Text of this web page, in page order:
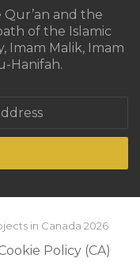
Qur’an and the
of the Islamic
Imam Malik, Imam
Hanifah.
in Canada 2026
Policy (CA)